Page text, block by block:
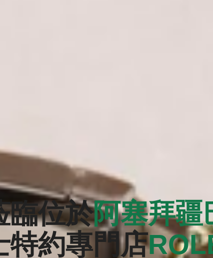
臨位於阿塞拜疆
特約專門店